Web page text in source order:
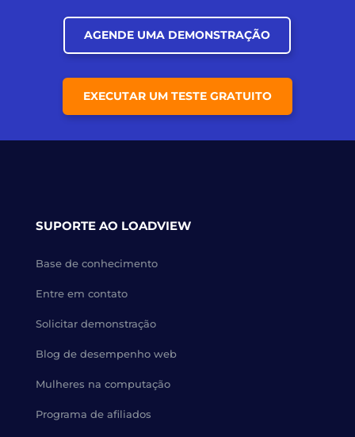
AGENDE UMA DEMONSTRAÇÃO
EXECUTAR UM TESTE GRATUITO
SUPORTE AO LOADVIEW
Base de conhecimento
Entre em contato
Solicitar demonstração
Blog de desempenho web
Mulheres na computação
Programa de afiliados